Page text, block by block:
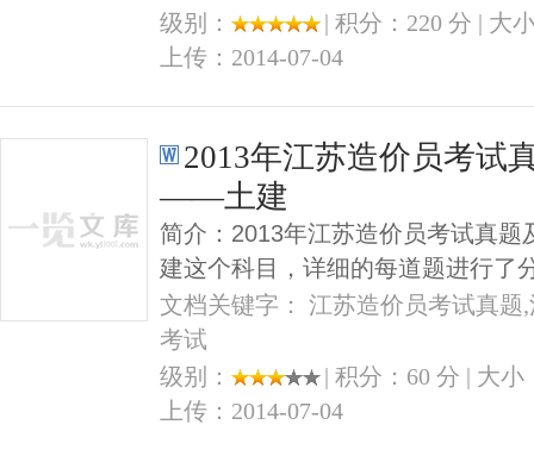
级别：
| 积分：220 分 | 大
上传：2014-07-04
2013年江苏造价员考试
——土建
简介：2013年江苏造价员考试真题
建这个科目，详细的每道题进行了
文档关键字： 江苏造价员考试真题
考试
级别：
| 积分：60 分 | 大
上传：2014-07-04